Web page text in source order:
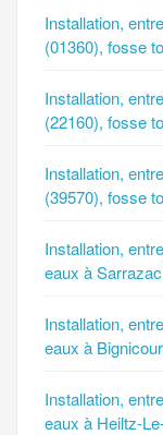
Installation,
(01360), fosse
Installation,
(22160), fosse
Installation,
(39570), fosse
Installation,
eaux à
Installation,
eaux à
Installation,
eaux à Heiltz-